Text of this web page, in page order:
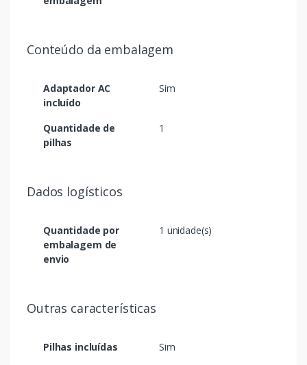
Conteúdo da embalagem
Adaptador AC
incluído
Sim
Quantidade de
pilhas
1
Dados logísticos
Quantidade por
embalagem de
envio
1 unidade(s)
Outras características
Pilhas incluídas
Sim